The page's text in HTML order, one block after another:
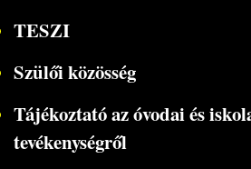
TESZI
Szülői közösség
Tájékoztató az óvodai és
tevékenységről